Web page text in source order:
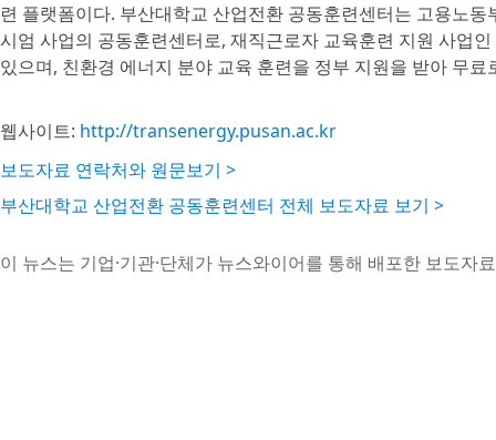
련 플랫폼이다. 부산대학교 산업전환 공동훈련센터는 고용노
시엄 사업의 공동훈련센터로, 재직근로자 교육훈련 지원 사업
있으며, 친환경 에너지 분야 교육 훈련을 정부 지원을 받아 무료
웹사이트: http://transenergy.pusan.ac.kr
보도자료 연락처와 원문보기 >
부산대학교 산업전환 공동훈련센터 전체 보도자료 보기 >
이 뉴스는 기업·기관·단체가 뉴스와이어를 통해 배포한 보도자